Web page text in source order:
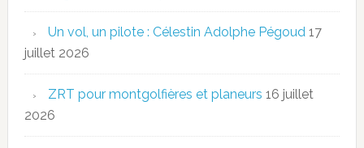
Un vol, un pilote : Célestin Adolphe Pégoud 17
juillet 2026
ZRT pour montgolfières et planeurs 16 juillet
2026